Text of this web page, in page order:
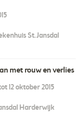
St.Jansdal
met rouw en verlies
12 oktober 2015
Harderwijk